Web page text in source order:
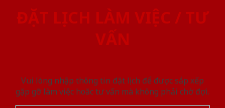
ĐẶT LỊCH LÀM VIỆC / TƯ
VẤN
Vui lòng nhập thông tin đặt lịch để được sắp xếp
gặp gỡ làm việc hoăc tư vấn mà không phải chờ đợi.